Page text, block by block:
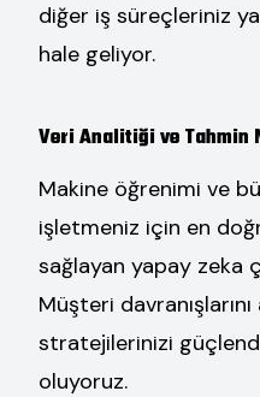
diğer iş süreçleriniz
hale geliyor.
Veri Analitiği ve Tahmin
Makine öğrenimi ve
işletmeniz için en
sağlayan yapay zeka
Müşteri
stratejilerinizi
oluyoruz.